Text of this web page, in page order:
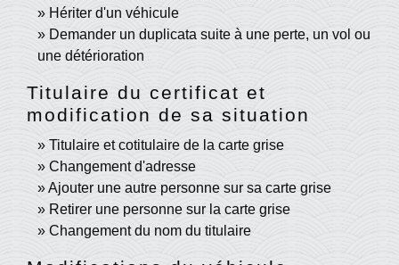
Hériter d'un véhicule
Demander un duplicata suite à une perte, un vol ou
une détérioration
Titulaire du certificat et
modification de sa situation
Titulaire et cotitulaire de la carte grise
Changement d'adresse
Ajouter une autre personne sur sa carte grise
Retirer une personne sur la carte grise
Changement du nom du titulaire